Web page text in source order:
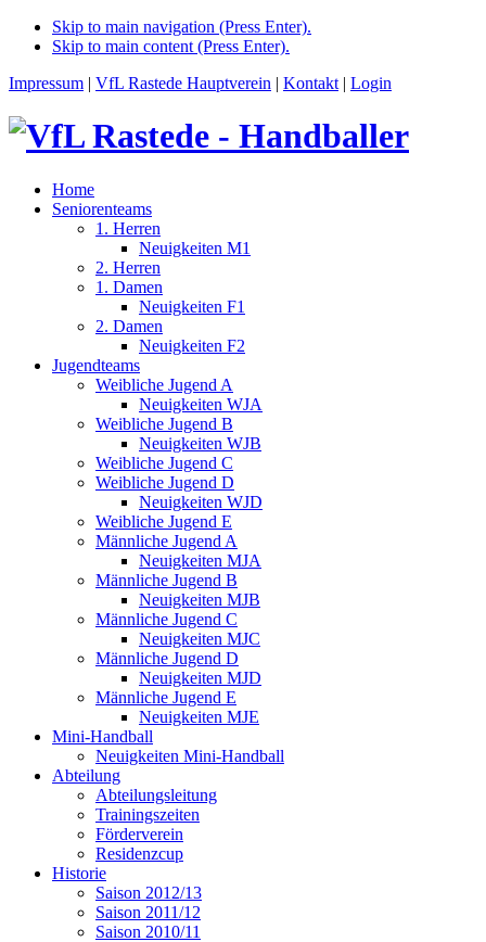
Skip to main navigation (Press Enter).
Skip to main content (Press Enter).
Impressum | VfL Rastede Hauptverein | Kontakt | Login
Home
Seniorenteams
1. Herren
Neuigkeiten M1
2. Herren
1. Damen
Neuigkeiten F1
2. Damen
Neuigkeiten F2
Jugendteams
Weibliche Jugend A
Neuigkeiten WJA
Weibliche Jugend B
Neuigkeiten WJB
Weibliche Jugend C
Weibliche Jugend D
Neuigkeiten WJD
Weibliche Jugend E
Männliche Jugend A
Neuigkeiten MJA
Männliche Jugend B
Neuigkeiten MJB
Männliche Jugend C
Neuigkeiten MJC
Männliche Jugend D
Neuigkeiten MJD
Männliche Jugend E
Neuigkeiten MJE
Mini-Handball
Neuigkeiten Mini-Handball
Abteilung
Abteilungsleitung
Trainingszeiten
Förderverein
Residenzcup
Historie
Saison 2012/13
Saison 2011/12
Saison 2010/11